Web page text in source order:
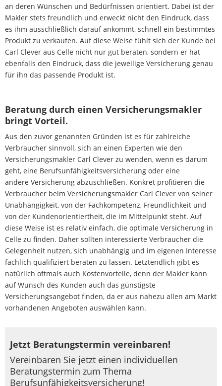
an deren Wünschen und Bedürfnissen orientiert. Dabei ist der
Makler stets freundlich und erweckt nicht den Eindruck, dass
es ihm ausschließlich darauf ankommt, schnell ein bestimmtes
Produkt zu verkaufen. Auf diese Weise fühlt sich der Kunde bei
Carl Clever aus Celle nicht nur gut beraten, sondern er hat
ebenfalls den Eindruck, dass die jeweilige Versicherung genau
für ihn das passende Produkt ist.
Beratung durch einen Versicherungsmakler
bringt Vorteil.
Aus den zuvor genannten Gründen ist es für zahlreiche
Verbraucher sinnvoll, sich an einen Experten wie den
Versicherungsmakler Carl Clever zu wenden, wenn es darum
geht, eine Berufsunfähigkeitsversicherung oder eine
andere Versicherung abzuschließen. Konkret profitieren die
Verbraucher beim Versicherungsmakler Carl Clever von seiner
Unabhängigkeit, von der Fachkompetenz, Freundlichkeit und
von der Kundenorientiertheit, die im Mittelpunkt steht. Auf
diese Weise ist es relativ einfach, die optimale Versicherung in
Celle zu finden. Daher sollten interessierte Verbraucher die
Gelegenheit nutzen, sich unabhängig und im eigenen Interesse
fachlich qualifiziert beraten zu lassen. Letztendlich gibt es
natürlich oftmals auch Kostenvorteile, denn der Makler kann
auf Wunsch des Kunden auch das günstigste
Versicherungsangebot finden, da er aus nahezu allen am Markt
vorhandenen Angeboten auswählen kann.
Jetzt Beratungstermin vereinbaren!
Vereinbaren Sie jetzt einen individuellen
Beratungstermin zum Thema
Berufsunfähigkeitsversicherung!